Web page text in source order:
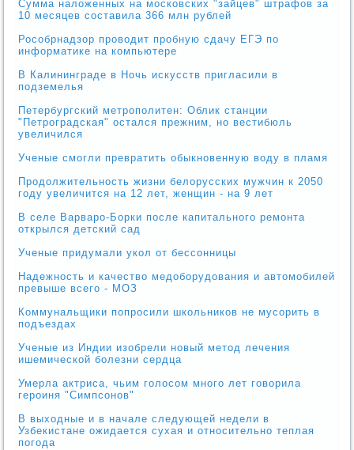
Сумма наложенных на московских "зайцев" штрафов за
10 месяцев составила 366 млн рублей
Рособрнадзор проводит пробную сдачу ЕГЭ по
информатике на компьютере
В Калининграде в Ночь искусств пригласили в
подземелья
Петербургский метрополитен: Облик станции
"Петроградская" остался прежним, но вестибюль
увеличился
Ученые смогли превратить обыкновенную воду в пламя
Продолжительность жизни белорусских мужчин к 2050
году увеличится на 12 лет, женщин - на 9 лет
В селе Варваро-Борки после капитального ремонта
открылся детский сад
Ученые придумали укол от бессонницы
Надежность и качество медоборудования и автомобилей
превыше всего - МОЗ
Коммунальщики попросили школьников не мусорить в
подъездах
Ученые из Индии изобрели новый метод лечения
ишемической болезни сердца
Умерла актриса, чьим голосом много лет говорила
героиня "Симпсонов"
В выходные и в начале следующей недели в
Узбекистане ожидается сухая и относительно теплая
погода